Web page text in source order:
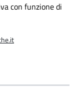
con funzione di